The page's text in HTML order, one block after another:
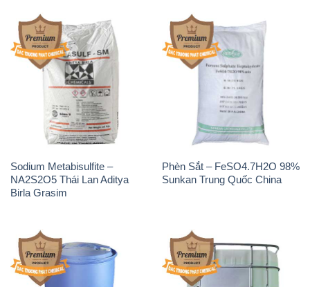
Sodium Metabisulfite –
NA2S2O5 Thái Lan Aditya
Birla Grasim
Phèn Sắt – FeSO4.7H2O 98%
Sunkan Trung Quốc China